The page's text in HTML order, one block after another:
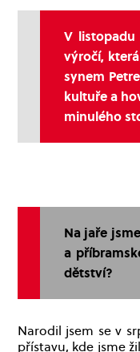
V
výročí,
synem
kultuře a
minulého
Na jaře
a
dětství?
Narodil jsem se v
přístavu, kde jsme